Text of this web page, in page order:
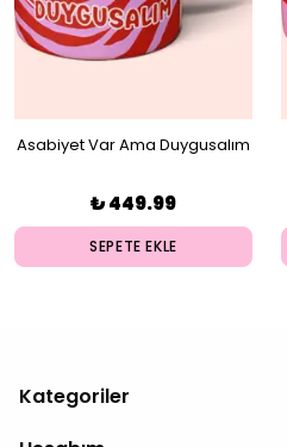
Asabiyet Var Ama Duygusalım
₺ 449.99
SEPETE EKLE
Kategoriler